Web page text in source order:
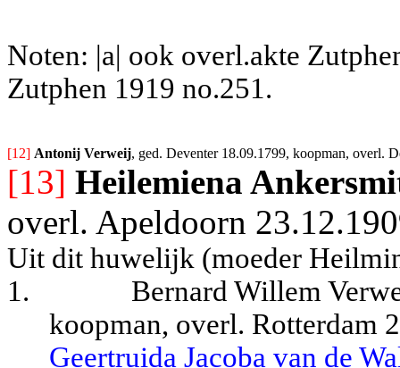
Noten: |a| ook overl.akte
Zutphen 1919 no.251.
[12] Antonij Verweij, ged. Deventer 18.09.1799, koopman, overl.
[13] Heilemiena
overl. Apeldoorn
Uit dit huwelijk (moeder
1.
Bernard Willem
koopman, overl. Rotterdam
Geertruida Jacoba van de